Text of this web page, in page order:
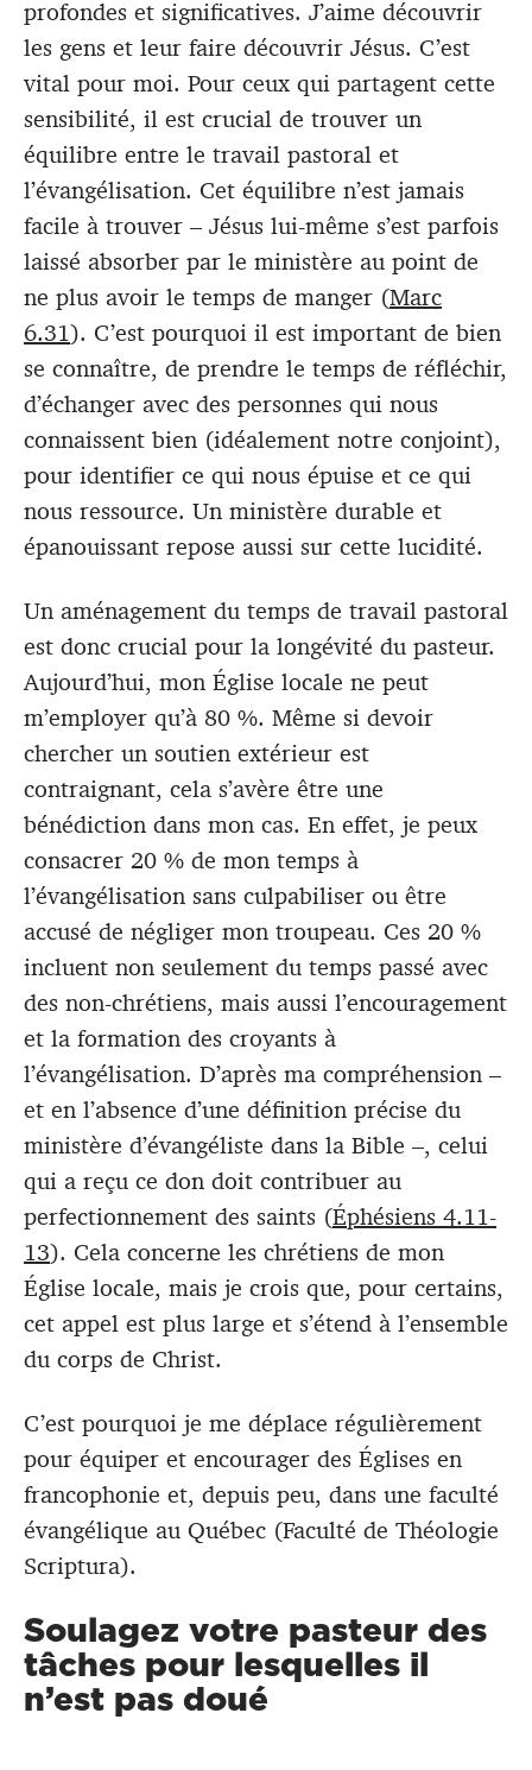
profondes et significatives. J’aime découvrir
les gens et leur faire découvrir Jésus. C’est
vital pour moi. Pour ceux qui partagent cette
sensibilité, il est crucial de trouver un
équilibre entre le travail pastoral et
l’évangélisation. Cet équilibre n’est jamais
facile à trouver – Jésus lui-même s’est parfois
laissé absorber par le ministère au point de
ne plus avoir le temps de manger (Marc
6.31). C’est pourquoi il est important de bien
se connaître, de prendre le temps de réfléchir,
d’échanger avec des personnes qui nous
connaissent bien (idéalement notre conjoint),
pour identifier ce qui nous épuise et ce qui
nous ressource. Un ministère durable et
épanouissant repose aussi sur cette lucidité.
Un aménagement du temps de travail pastoral
est donc crucial pour la longévité du pasteur.
Aujourd’hui, mon Église locale ne peut
m’employer qu’à 80 %. Même si devoir
chercher un soutien extérieur est
contraignant, cela s’avère être une
bénédiction dans mon cas. En effet, je peux
consacrer 20 % de mon temps à
l’évangélisation sans culpabiliser ou être
accusé de négliger mon troupeau. Ces 20 %
incluent non seulement du temps passé avec
des non-chrétiens, mais aussi l’encouragement
et la formation des croyants à
l’évangélisation. D’après ma compréhension –
et en l’absence d’une définition précise du
ministère d’évangéliste dans la Bible –, celui
qui a reçu ce don doit contribuer au
perfectionnement des saints (Éphésiens 4.11-
13). Cela concerne les chrétiens de mon
Église locale, mais je crois que, pour certains,
cet appel est plus large et s’étend à l’ensemble
du corps de Christ.
C’est pourquoi je me déplace régulièrement
pour équiper et encourager des Églises en
francophonie et, depuis peu, dans une faculté
évangélique au Québec (Faculté de Théologie
Scriptura).
Soulagez votre pasteur des
tâches pour lesquelles il
n’est pas doué